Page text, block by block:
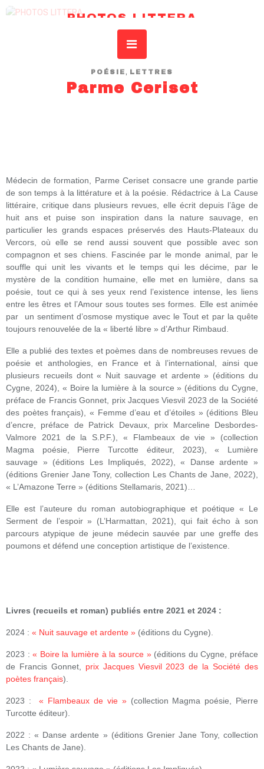
PHOTOS LITTERA
REVUE DE L’IDSAR – INSTITUT DROIT SCIENCES ART RECHERCHE
POÉSIE, LETTRES
Parme Ceriset
Médecin de formation, Parme Ceriset consacre une grande partie
de son temps à la littérature et à la poésie. Rédactrice à La Cause
littéraire, critique dans plusieurs revues, elle écrit depuis l’âge de
huit ans et puise son inspiration dans la nature sauvage, en
particulier les grands espaces préservés des Hauts-Plateaux du
Vercors, où elle se rend aussi souvent que possible avec son
compagnon et ses chiens. Fascinée par le monde animal, par le
souffle qui unit les vivants et le temps qui les décime, par le
mystère de la condition humaine, elle met en lumière, dans sa
poésie, tout ce qui à ses yeux rend l’existence intense, les liens
entre les êtres et l’Amour sous toutes ses formes. Elle est animée
par un sentiment d’osmose mystique avec le Tout et par la quête
toujours renouvelée de la « liberté libre » d’Arthur Rimbaud.
Elle a publié des textes et poèmes dans de nombreuses revues de
poésie et anthologies, en France et à l’international, ainsi que
plusieurs recueils dont « Nuit sauvage et ardente » (éditions du
Cygne, 2024), « Boire la lumière à la source » (éditions du Cygne,
préface de Francis Gonnet, prix Jacques Viesvil 2023 de la Société
des poètes français), « Femme d’eau et d’étoiles » (éditions Bleu
d’encre, préface de Patrick Devaux, prix Marceline Desbordes-
Valmore 2021 de la S.P.F.), « Flambeaux de vie » (collection
Magma poésie, Pierre Turcotte éditeur, 2023), « Lumière
sauvage » (éditions Les Impliqués, 2022), « Danse ardente »
(éditions Grenier Jane Tony, collection Les Chants de Jane, 2022),
« L’Amazone Terre » (éditions Stellamaris, 2021)…
Elle est l’auteure du roman autobiographique et poétique « Le
Serment de l’espoir » (L’Harmattan, 2021), qui fait écho à son
parcours atypique de jeune médecin sauvée par une greffe des
poumons et défend une conception artistique de l’existence.
Livres (recueils et roman) publiés entre 2021 et 2024 :
2024 : « Nuit sauvage et ardente » (éditions du Cygne).
2023 :« Boire la lumière à la source »(éditions du Cygne, préface
de Francis Gonnet, prix Jacques Viesvil 2023 de la Société des
poètes français).
2023 : « Flambeaux de vie »(collection Magma poésie, Pierre
Turcotte éditeur).
2022 : « Danse ardente » (éditions Grenier Jane Tony, collection
Les Chants de Jane).